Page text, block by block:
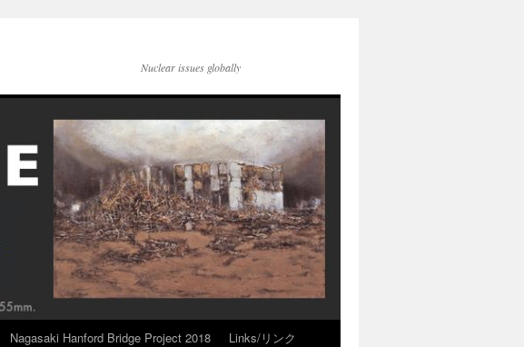
Nuclear issues globally
Nagasaki Hanford Bridge Project 2018 Links/リンク